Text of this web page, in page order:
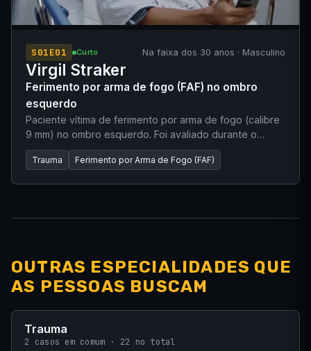
S01E01 Curto Na faixa dos 30 anos · Masculino
Virgil Straker
Ferimento por arma de fogo (FAF) no ombro
esquerdo
Paciente vítima de ferimento por arma de fogo (calibre
9 mm) no ombro esquerdo. Foi avaliado durante o
período noturno. A angiotomografia (Angio-TC) foi
negativa para lesão vascular. A equipe de Cirurgia
Trauma Ferimento por Arma de Fogo (FAF)
OUTRAS ESPECIALIDADES QUE
AS PESSOAS BUSCAM
Trauma
2 casos em comum · 22 no total